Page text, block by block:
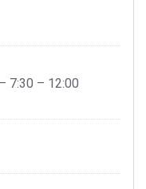
7:30 – 12:00